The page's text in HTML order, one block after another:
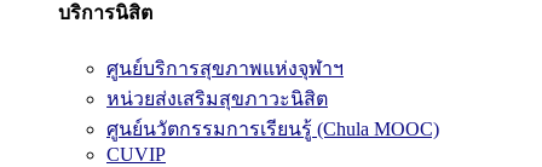
บริการนิสิต
ศูนย์บริการสุขภาพแห่งจุฬาฯ
หน่วยส่งเสริมสุขภาวะนิสิต
ศูนย์นวัตกรรมการเรียนรู้ (Chula MOOC)
CUVIP